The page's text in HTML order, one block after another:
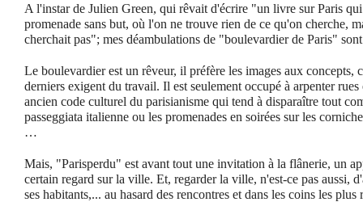
A l'instar de Julien Green, qui rêvait d'écrire "un livre sur Paris
promenade sans but, où l'on ne trouve rien de ce qu'on cherche,
cherchait pas"; mes déambulations de "boulevardier de Paris"
Le boulevardier est un rêveur, il préfère les images aux concepts,
derniers exigent du travail. Il est seulement occupé à arpenter
ancien code culturel du parisianisme qui tend à disparaître tout
passeggiata italienne ou les promenades en soirées sur les
…
Mais, "Parisperdu" est avant tout une invitation à la flânerie, un
certain regard sur la ville. Et, regarder la ville, n'est-ce pas aussi,
ses habitants,... au hasard des rencontres et dans les coins les plus